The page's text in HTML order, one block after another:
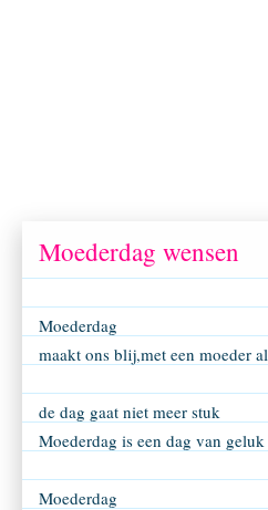
Moederdag wensen
Moederdag
maakt ons blij,met een moeder
de dag gaat niet meer stuk
Moederdag is een dag van geluk
Moederdag